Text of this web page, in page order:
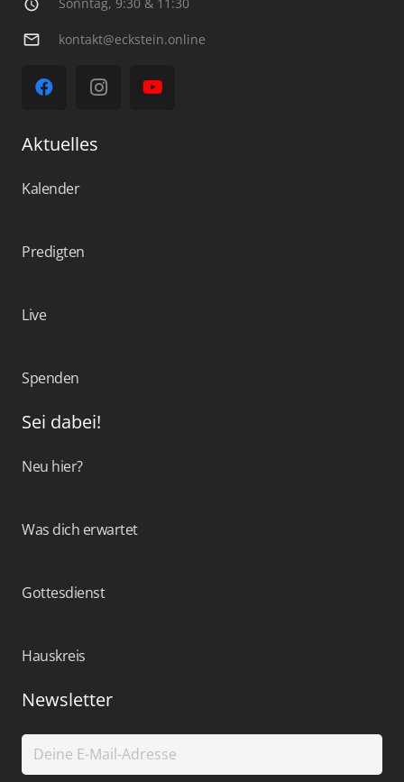
mail_outline kontakt@eckstein.online
Aktuelles
Kalender
Predigten
Live
Spenden
Sei dabei!
Neu hier?
Was dich erwartet
Gottesdienst
Hauskreis
Newsletter